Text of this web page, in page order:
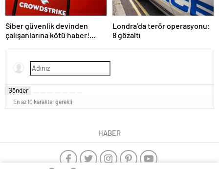
Siber güvenlik devinden
çalışanlarına kötü haber!
Londra’da terör operasyonu:
8 gözaltı
Gönder
En az 10 karakter gerekli
HABER